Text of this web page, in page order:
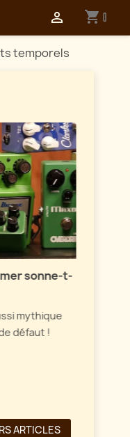
shopping_cart 0

temporels
sonne-t-
mythique
défaut !
ARTICLES